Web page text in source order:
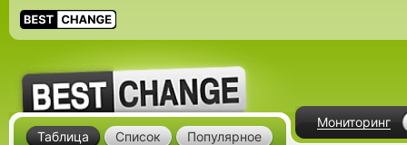
Мониторинг
Таблица Список Популярное